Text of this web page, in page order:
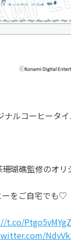
ナルコーヒータ
瑚礁監修のオリ
ーをご自宅でも♡
t.co/Ptgo5vMYgZ